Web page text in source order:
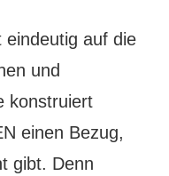
eindeutig auf die
und
konstruiert
einen Bezug,
gibt. Denn